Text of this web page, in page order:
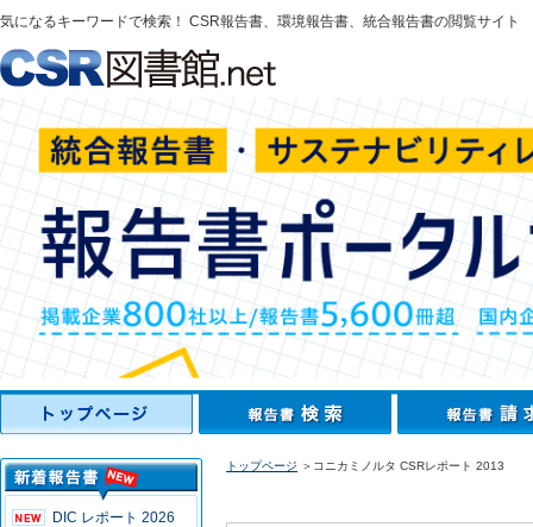
気になるキーワードで検索！ CSR報告書、環境報告書、統合報告書の閲覧サイト
DIC レポート 2026
トップページ ＞コニカミノルタ CSRレポート 2013